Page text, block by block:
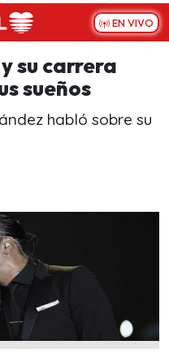
EN VIVO
su carrera
sueños
habló sobre su